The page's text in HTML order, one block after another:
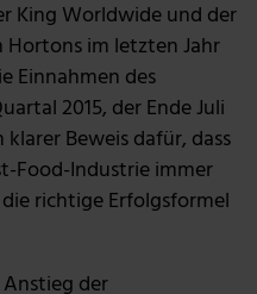
King Worldwide und der
Hortons im letzten Jahr
Einnahmen des
2015, der Ende Juli
Beweis dafür, dass
Food-Industrie immer
richtige Erfolgsformel
der